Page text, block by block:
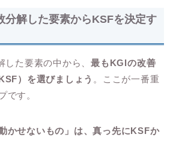
解した要素からKSFを決定す
した要素の中から、最もKGIの改善
）を選びましょう 。ここが一番重
です。
かせないもの」は、真っ先にKSFか